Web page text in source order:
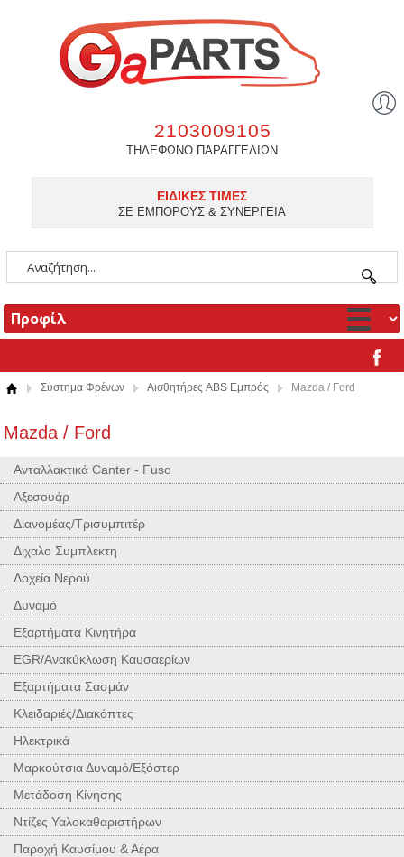
2103009105
ΤΗΛΕΦΩΝΟ ΠΑΡΑΓΓΕΛΙΩΝ
ΕΙΔΙΚΕΣ ΤΙΜΕΣ
ΣΕ ΕΜΠΟΡΟΥΣ & ΣΥΝΕΡΓΕΙΑ
Σύστημα Φρένων Αισθητήρες ABS Εμπρός Mazda / Ford
Mazda / Ford
Ανταλλακτικά Canter - Fuso
Αξεσουάρ
Διανομέας/Τρισυμπιτέρ
Διχαλο Συμπλεκτη
Δοχεία Νερού
Δυναμό
Εξαρτήματα Κινητήρα
EGR/Ανακύκλωση Καυσαερίων
Εξαρτήματα Σασμάν
Κλειδαριές/Διακόπτες
Ηλεκτρικά
Μαρκούτσια Δυναμό/Εξόστερ
Μετάδοση Κίνησης
Ντίζες Υαλοκαθαριστήρων
Παροχή Καυσίμου & Αέρα